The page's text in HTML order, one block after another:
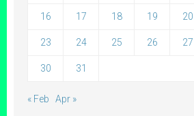
16 17 18 19 20
23 24 25 26 27
30 31
« Feb Apr »